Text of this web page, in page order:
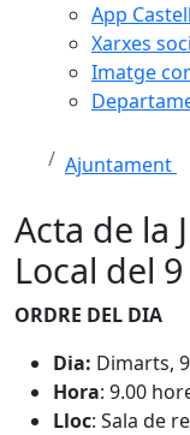
App
Xarxes
Imatge
Ajuntament
Acta de la
Local del
ORDRE DEL DIA
Dia: Dimarts,
Hora: 9.00
Lloc: Sala de